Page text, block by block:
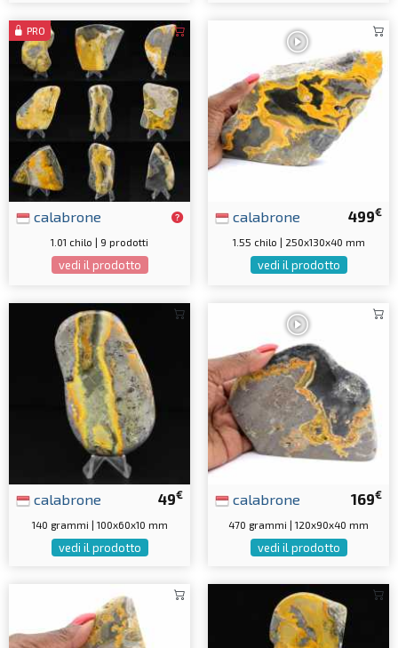
PRO
calabrone
1.01 chilo | 9 prodotti
vedi il prodotto
499€
calabrone
1.55 chilo | 250x130x40 mm
vedi il prodotto
49€
calabrone
140 grammi | 100x60x10 mm
vedi il prodotto
169€
calabrone
470 grammi | 120x90x40 mm
vedi il prodotto